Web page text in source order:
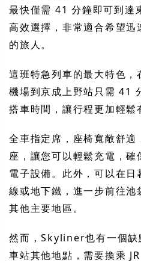
最快僅需 41 分鐘即可到達
高效選擇，非常適合希望
的旅人。
這班特急列車的最大特色，
機場到京成上野站只需 41
搭車時間，讓行程更加輕鬆
全車指定席，座椅寬敞舒
座，讓您可以輕鬆充電，
電子設備。此外，可以在日
線或地下鐵，進一步前往
其他主要地區。
然而，Skyliner也有一個缺
車站其他地點，需要換乘